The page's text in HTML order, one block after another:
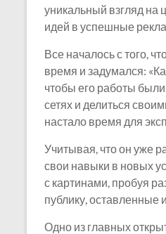
уникальный взгляд на
идей в успешные
Все началось с того,
время и задумался:
чтобы его работы
сетях и делиться
настало время для
Учитывая, что он уже
свои навыки в новых
с картинами, пробуя
публику,
Одно из главных